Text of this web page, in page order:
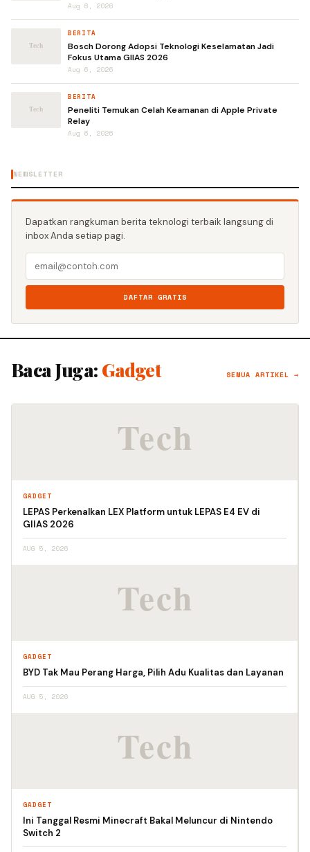
Aug 6, 2026
BERITA
Bosch Dorong Adopsi Teknologi Keselamatan Jadi
Fokus Utama GIIAS 2026
Aug 6, 2026
BERITA
Peneliti Temukan Celah Keamanan di Apple Private
Relay
Aug 6, 2026
NEWSLETTER
Dapatkan rangkuman berita teknologi terbaik langsung di
inbox Anda setiap pagi.
DAFTAR GRATIS
Baca Juga: Gadget SEMUA ARTIKEL →
GADGET
LEPAS Perkenalkan LEX Platform untuk LEPAS E4 EV di
GIIAS 2026
AUG 5, 2026
GADGET
BYD Tak Mau Perang Harga, Pilih Adu Kualitas dan Layanan
AUG 5, 2026
GADGET
Ini Tanggal Resmi Minecraft Bakal Meluncur di Nintendo
Switch 2